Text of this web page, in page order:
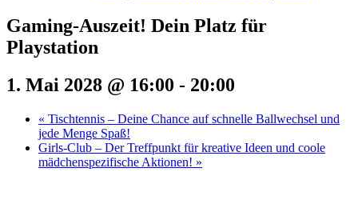
Gaming-Auszeit! Dein Platz für
Playstation
1. Mai 2028 @ 16:00 - 20:00
« Tischtennis – Deine Chance auf schnelle Ballwechsel und
jede Menge Spaß!
Girls-Club – Der Treffpunkt für kreative Ideen und coole
mädchenspezifische Aktionen! »